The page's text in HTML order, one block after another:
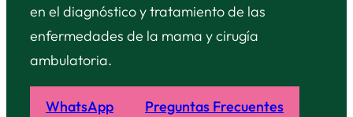
en el diagnóstico y tratamiento de las
enfermedades de la mama y cirugía
ambulatoria.
WhatsApp Preguntas Frecuentes